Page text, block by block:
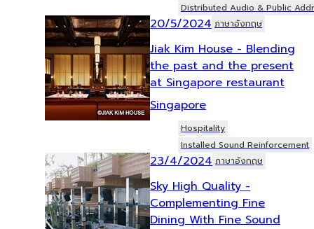
Distributed Audio & Public
20/5/2024 ภาษาอังกฤษ
Jiak Kim House - Blending
the past and the present
at Singapore restaurant
Singapore
Hospitality
Installed Sound Reinforcement
23/4/2024 ภาษาอังกฤษ
Sky High Quality -
Complementing Fine
Dining With Fine Sound